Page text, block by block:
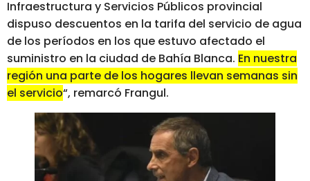
Infraestructura y Servicios Públicos provincial
dispuso descuentos en la tarifa del servicio de agua
de los períodos en los que estuvo afectado el
suministro en la ciudad de Bahía Blanca. En nuestra
región una parte de los hogares llevan semanas sin
el servicio“, remarcó Frangul.